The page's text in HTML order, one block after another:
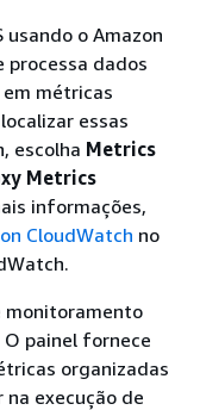
usando o Amazon
processa dados
métricas
essas
escolha Metrics
Metrics
informações,
CloudWatch no
monitoramento
O painel fornece
organizadas
execução de